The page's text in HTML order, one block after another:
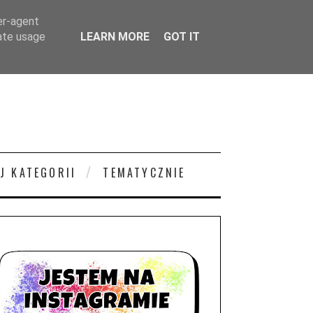
KATEGORII TEMATYCZNIE
agent
usage
LEARN MORE GOT IT